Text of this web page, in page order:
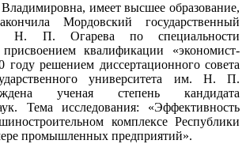
имеет высшее образование,
Мордовский государственный
Н. П. Огарева по специальности
квалификации «экономист-
решением диссертационного совета
университета им. Н. П.
ученая степень кандидата
Тема исследования: «Эффективность
комплексе Республики
промышленных предприятий».